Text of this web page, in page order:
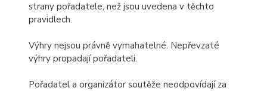
strany pořadatele, než jsou uvedena v těchto
pravidlech.
Výhry nejsou právně vymahatelné. Nepřevzaté
výhry propadají pořadateli.
Pořadatel a organizátor soutěže neodpovídají za